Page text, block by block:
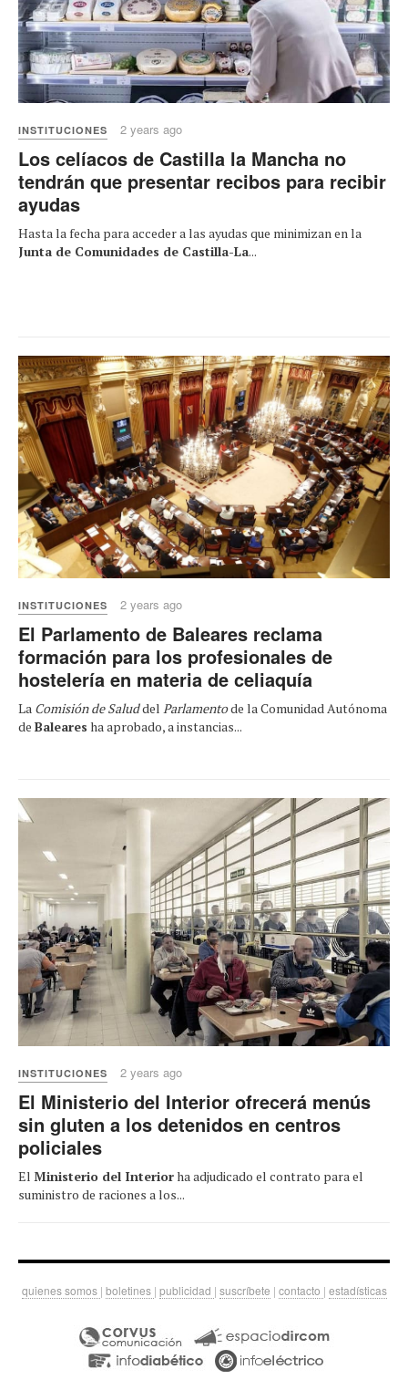
INSTITUCIONES 2 years ago
Los celíacos de Castilla la Mancha no
tendrán que presentar recibos para recibir
ayudas
Hasta la fecha para acceder a las ayudas que minimizan en la
Junta de Comunidades de Castilla-La...
INSTITUCIONES 2 years ago
El Parlamento de Baleares reclama
formación para los profesionales de
hostelería en materia de celiaquía
La Comisión de Saluddel Parlamentode la Comunidad Autónoma
de Baleares ha aprobado, a instancias...
INSTITUCIONES 2 years ago
El Ministerio del Interior ofrecerá menús
sin gluten a los detenidos en centros
policiales
El Ministerio del Interiorha adjudicado el contrato para el
suministro de raciones a los...
quienes somos | boletines | publicidad | suscríbete | contacto | estadísticas